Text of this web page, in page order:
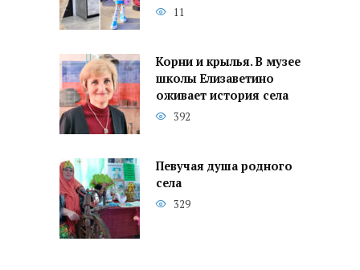
11
Корни и крылья. В музее
школы Елизаветино
оживает история села
392
Певучая душа родного
села
329